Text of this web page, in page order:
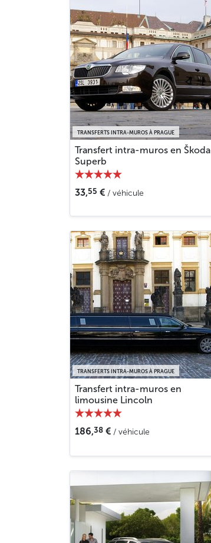
TRANSFERTS INTRA-MUROS À PRAGUE
Transfert intra-muros en Škoda
Superb
33,55 € / véhicule
TRANSFERTS INTRA-MUROS À PRAGUE
Transfert intra-muros en
limousine Lincoln
186,38 € / véhicule